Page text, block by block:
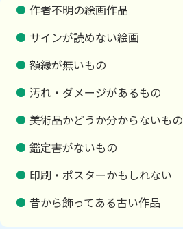
作者不明の絵画作品
サインが読めない絵画
額縁が無いもの
汚れ・ダメージがあるもの
美術品かどうか分からないもの
鑑定書がないもの
印刷・ポスターかもしれない
昔から飾ってある古い作品